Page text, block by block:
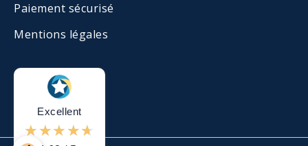
Paiement sécurisé
Mentions légales
Excellent